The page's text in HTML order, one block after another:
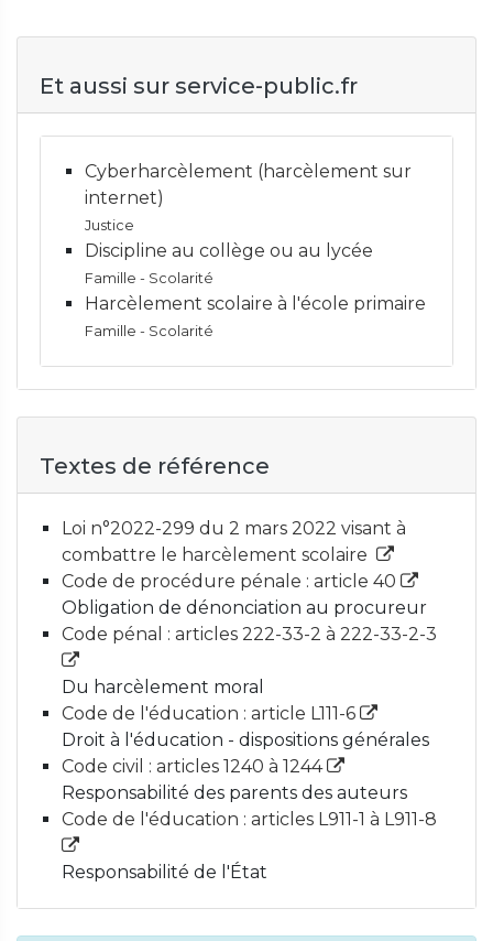
Et aussi sur service-public.fr
Cyberharcèlement (harcèlement sur
internet)
Justice
Discipline au collège ou au lycée
Famille - Scolarité
Harcèlement scolaire à l'école primaire
Famille - Scolarité
Textes de référence
Loi n°2022-299 du 2 mars 2022 visant à
combattre le harcèlement scolaire
Code de procédure pénale : article 40
Obligation de dénonciation au procureur
Code pénal : articles 222-33-2 à 222-33-2-3
Du harcèlement moral
Code de l'éducation : article L111-6
Droit à l'éducation - dispositions générales
Code civil : articles 1240 à 1244
Responsabilité des parents des auteurs
Code de l'éducation : articles L911-1 à L911-8
Responsabilité de l'État